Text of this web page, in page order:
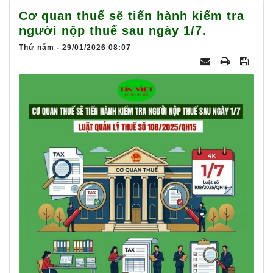
Cơ quan thuế sẽ tiến hành kiểm tra
người nộp thuế sau ngày 1/7.
Thứ năm - 29/01/2026 08:07